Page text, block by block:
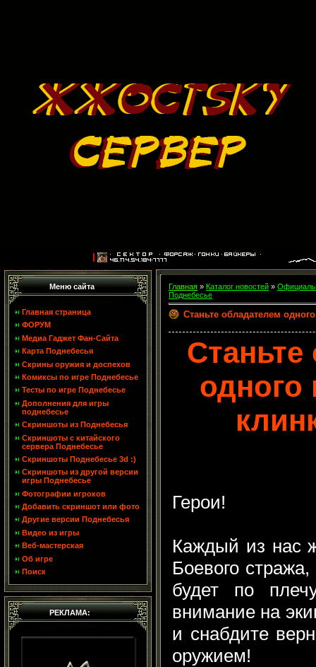
Меню сайта
Главная страница
ФОРУМ
Медиа Гаджет Фан-Сайта
Карта Поднебесья
Скрины оружия и доспехов
Комиксы по игре Поднебесье
Тесты по игре Поднебесье
Дополнения для игры
поднебесье
Скриншоты из Поднебесья
Скриншоты с китайского
сервера Поднебесье
Скриншоты Поднебесье 3d :)
Скриншоты из другой версии
игры Поднебесье
Фотографии игроков
Добавить скриншот или фото
Другие версии Поднебесья
Видео из игры
Веб-мастерская
Об игре
Поиск
РЕКЛАМА:
Главная » Каталог новостей »
Поднебесье
Станьте обладателем
одного
Герои!
Каждый из нас
Боевого
будет по
внимание на
и снабдите
оружием!